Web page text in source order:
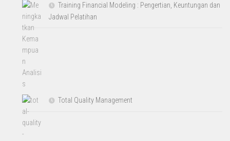
Training Financial Modeling : Pengertian, Keuntungan dan
Jadwal Pelatihan
Total Quality Management